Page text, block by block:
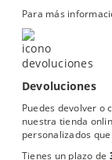
Para más
Devoluciones
Puedes devolver o
nuestra tienda
personalizados
Tienes un plazo de